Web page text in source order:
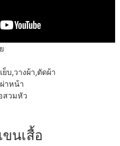
บ,วางผ้า,ตัดผ้า
าหน้า
สวมหัว
นเสื้อ